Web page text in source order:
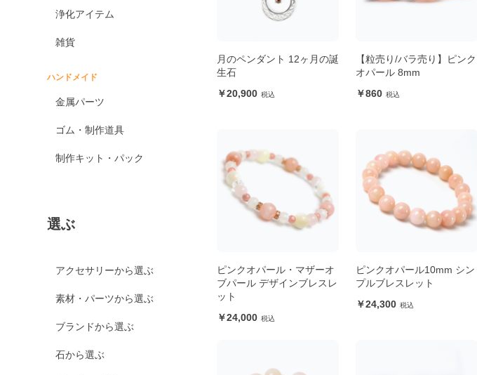
浄化アイテム
雑貨
ハンドメイド
金属パーツ
ゴム・制作道具
制作キット・パック
選ぶ
アクセサリーから選ぶ
素材・パーツから選ぶ
ブランドから選ぶ
石から選ぶ
月のペンダント 12ヶ月の誕
生石
20,900
【粒売り/バラ売り】ピンク
オパール 8mm
860
ピンクオパール・マザーオ
ブパール デザインブレスレ
ット
24,000
ピンクオパール10mm シン
プルブレスレット
24,300